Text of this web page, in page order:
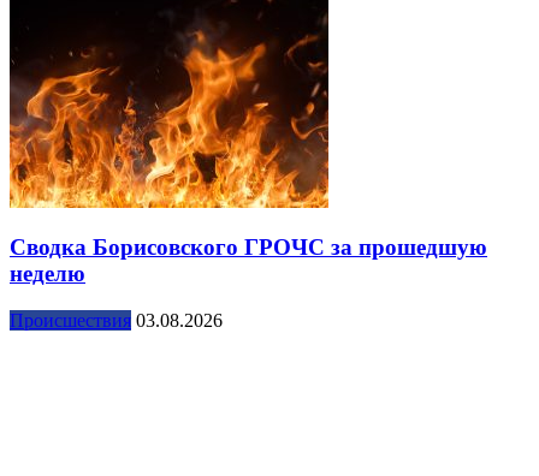
Сводка Борисовского ГРОЧС за прошедшую
неделю
Происшествия 03.08.2026